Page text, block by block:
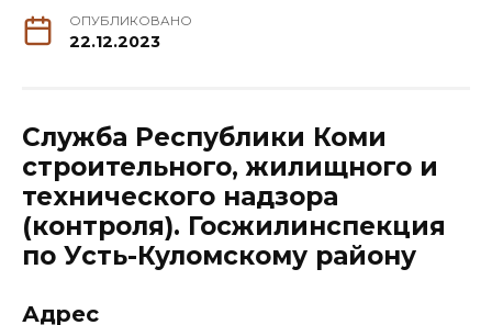
ОПУБЛИКОВАНО
22.12.2023
Служба Республики Коми
строительного, жилищного и
технического надзора
(контроля). Госжилинспекция
по Усть-Куломскому району
Адрес